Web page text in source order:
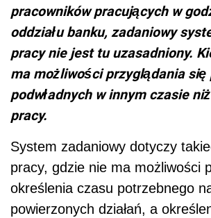
pracowników pracujących w
oddziału banku, zadaniowy
pracy nie jest tu uzasadniony.
ma możliwości przyglądania się
podwładnych w innym czasie
pracy.
System zadaniowy dotyczy
pracy, gdzie nie ma możliwości
określenia czasu potrzebnego
powierzonych działań, a